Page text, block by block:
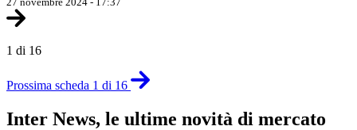
1 di 16
Prossima scheda 1 di 16
Inter News, le ultime novità di mercato